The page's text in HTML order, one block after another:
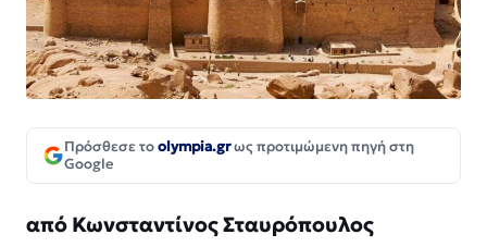
Πρόσθεσε τοolympia.grως προτιμώμενη πηγή στη
Google
από Κωνσταντίνος Σταυρόπουλος